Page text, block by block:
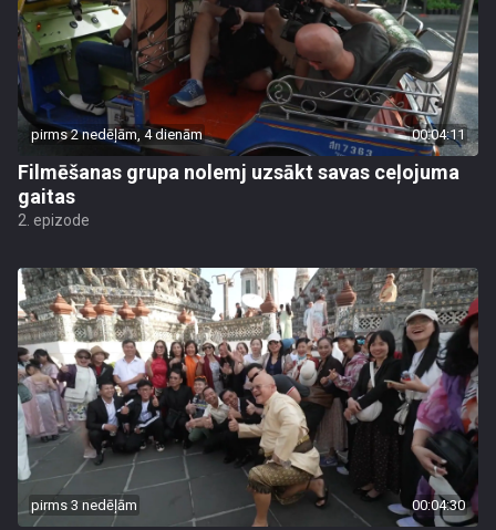
pirms 2 nedēļām, 4 dienām 00:04:11
Filmēšanas grupa nolemj uzsākt savas ceļojuma
gaitas
2. epizode
pirms 3 nedēļām 00:04:30